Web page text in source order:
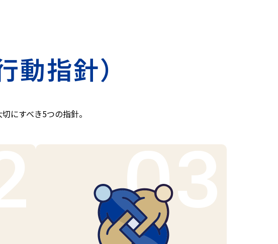
動指針）
にすべき5つの指針。
03